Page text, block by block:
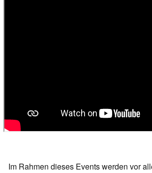
Im Rahmen dieses Events werden vor